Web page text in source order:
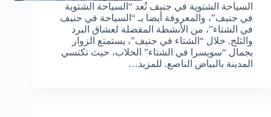
السياحة الشتوية في جنيف تُعد “السياحة الشتوية
في جنيف”، والمعروفة أيضا بـ “السياحة في جنيف
في الشتاء”، من الأنشطة المفضلة لعشاق البرد
والثلج. خلال “الشتاء في جنيف”، يستمتع الزوار
بجمال “سويسرا في الشتاء” الخلاب، حيث تكتسي
المدينة بالبياض الناصع. للمزيد…